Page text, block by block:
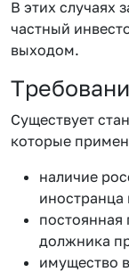
В этих случаях
частный
выходом.
Существует
которые
наличие
иностранца
постоянная
должника
имущество